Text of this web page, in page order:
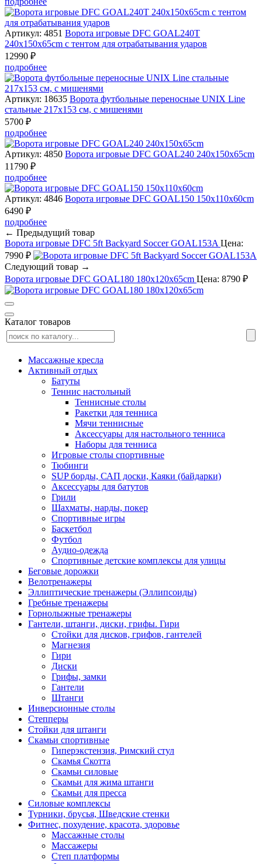
Артикул: 4851 Ворота игровые DFC GOAL240T
240x150x65cm с тентом для отрабатывания ударов
12990 ₽
подробнее
Артикул: 18635 Ворота футбольные переносные UNIX Line
стальные 217x153 см, с мишенями
5700 ₽
подробнее
Артикул: 4850 Ворота игровые DFC GOAL240 240x150x65cm
11790 ₽
подробнее
Артикул: 4846 Ворота игровые DFC GOAL150 150x110x60cm
6490 ₽
подробнее
← Предыдущий товар
Ворота игровые DFC 5ft Backyard Soccer GOAL153A Цена:
7990 ₽
Следующий товар →
Ворота игровые DFC GOAL180 180x120x65cm Цена: 8790 ₽
Каталог товаров
Массажные кресла
Активный отдых
Батуты
Теннис настольный
Теннисные столы
Ракетки для тенниса
Мячи теннисные
Аксессуары для настольного тенниса
Наборы для тенниса
Игровые столы спортивные
Тюбинги
SUP борды, САП доски, Каяки (байдарки)
Аксессуары для батутов
Грили
Шахматы, нарды, покер
Спортивные игры
Баскетбол
Футбол
Аудио-одежда
Спортивные детские комплексы для улицы
Беговые дорожки
Велотренажеры
Эллиптические тренажеры (Эллипсоиды)
Гребные тренажеры
Горнолыжные тренажеры
Гантели, штанги, диски, грифы. Гири
Стойки для дисков, грифов, гантелей
Магнезия
Гири
Диски
Грифы, замки
Гантели
Штанги
Инверсионные столы
Степперы
Стойки для штанги
Скамьи спортивные
Гиперэкстензия, Римский стул
Скамья Скотта
Скамьи силовые
Скамьи для жима штанги
Скамьи для пресса
Силовые комплексы
Турники, брусья, Шведские стенки
Фитнес, похудение, красота, здоровье
Массажные столы
Массажеры
Степ платформы